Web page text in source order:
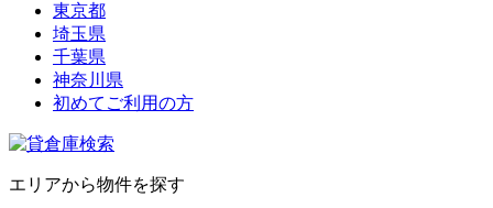
東京都
埼玉県
千葉県
神奈川県
初めてご利用の方
エリアから物件を探す